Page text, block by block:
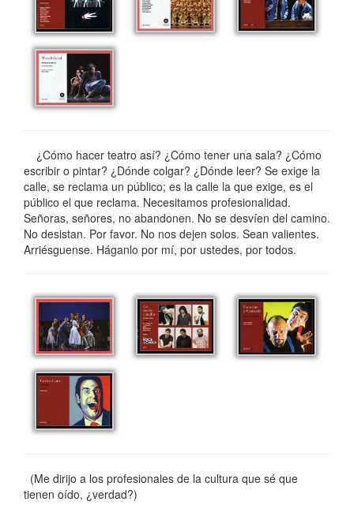
¿Cómo hacer teatro así? ¿Cómo tener una sala? ¿Cómo
escribir o pintar? ¿Dónde colgar? ¿Dónde leer? Se exige la
calle, se reclama un público; es la calle la que exige, es el
público el que reclama. Necesitamos profesionalidad.
Señoras, señores, no abandonen. No se desvíen del camino.
No desistan. Por favor. No nos dejen solos. Sean valientes.
Arriésguense. Háganlo por mí, por ustedes, por todos.
(Me dirijo a los profesionales de la cultura que sé que
tienen oído, ¿verdad?)